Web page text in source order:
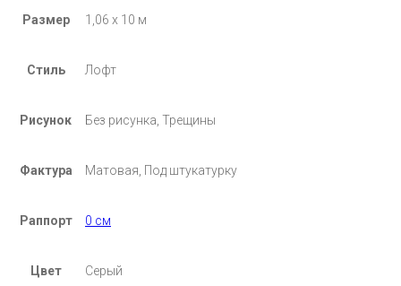
Размер 1,06 х 10 м
Стиль Лофт
Рисунок Без рисунка, Трещины
Фактура Матовая, Под штукатурку
Раппорт 0 см
Цвет Серый